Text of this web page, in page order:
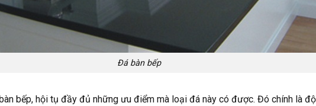
Đá bàn bếp
bếp, hội tụ đầy đủ những ưu điểm mà loại đá này có được. Đó chính là